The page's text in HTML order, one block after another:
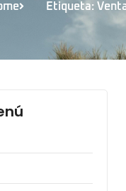
Etiqueta: